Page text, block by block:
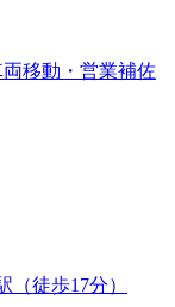
移動・営業補佐
徒歩17分）